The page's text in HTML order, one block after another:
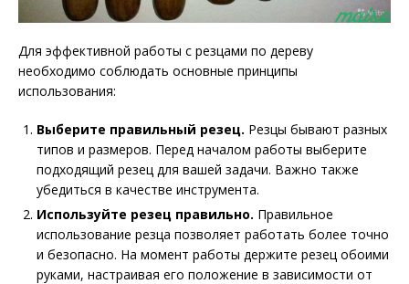
Для эффективной работы с резцами по дереву
необходимо соблюдать основные принципы
использования:
Выберите правильный резец. Резцы бывают разных
типов и размеров. Перед началом работы выберите
подходящий резец для вашей задачи. Важно также
убедиться в качестве инструмента.
Используйте резец правильно. Правильное
использование резца позволяет работать более точно
и безопасно. На момент работы держите резец обоими
руками, настраивая его положение в зависимости от